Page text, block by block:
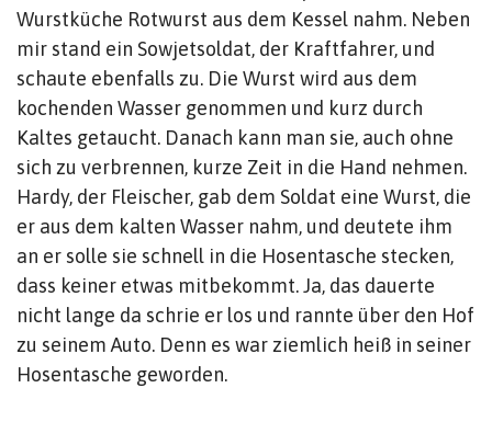
Wurstküche Rotwurst aus dem Kessel nahm. Neben
mir stand ein Sowjetsoldat, der Kraftfahrer, und
schaute ebenfalls zu. Die Wurst wird aus dem
kochenden Wasser genommen und kurz durch
Kaltes getaucht. Danach kann man sie, auch ohne
sich zu verbrennen, kurze Zeit in die Hand nehmen.
Hardy, der Fleischer, gab dem Soldat eine Wurst, die
er aus dem kalten Wasser nahm, und deutete ihm
an er solle sie schnell in die Hosentasche stecken,
dass keiner etwas mitbekommt. Ja, das dauerte
nicht lange da schrie er los und rannte über den Hof
zu seinem Auto. Denn es war ziemlich heiß in seiner
Hosentasche geworden.